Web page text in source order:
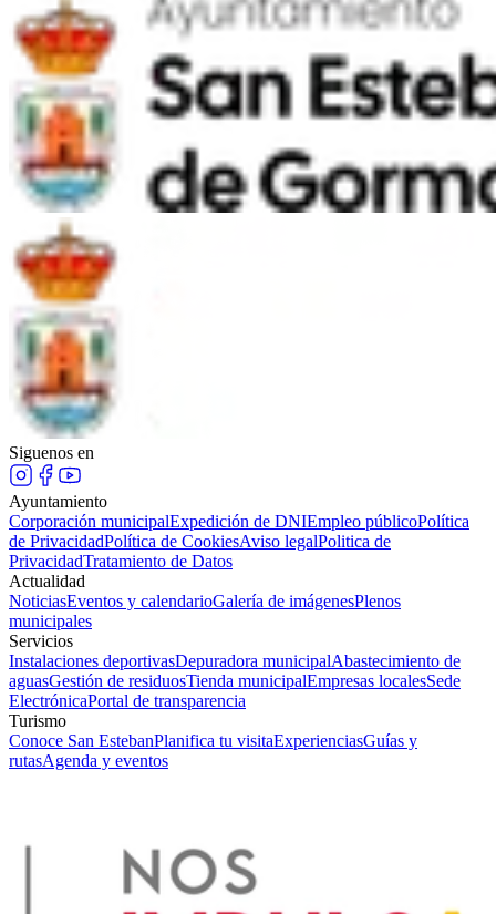
Siguenos en
Ayuntamiento
Corporación municipalExpedición de DNIEmpleo públicoPolítica
de PrivacidadPolítica de CookiesAviso legalPolitica de
PrivacidadTratamiento de Datos
Actualidad
NoticiasEventos y calendarioGalería de imágenesPlenos
municipales
Servicios
Instalaciones deportivasDepuradora municipalAbastecimiento de
aguasGestión de residuosTienda municipalEmpresas localesSede
ElectrónicaPortal de transparencia
Turismo
Conoce San EstebanPlanifica tu visitaExperienciasGuías y
rutasAgenda y eventos